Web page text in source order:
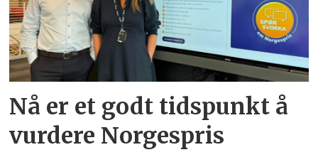
Nå er et godt tidspunkt å
vurdere Norgespris